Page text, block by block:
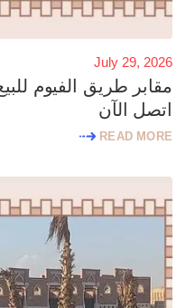
July 29, 2026
مقابر طريق الفيوم
اتصل الآن
READ MORE